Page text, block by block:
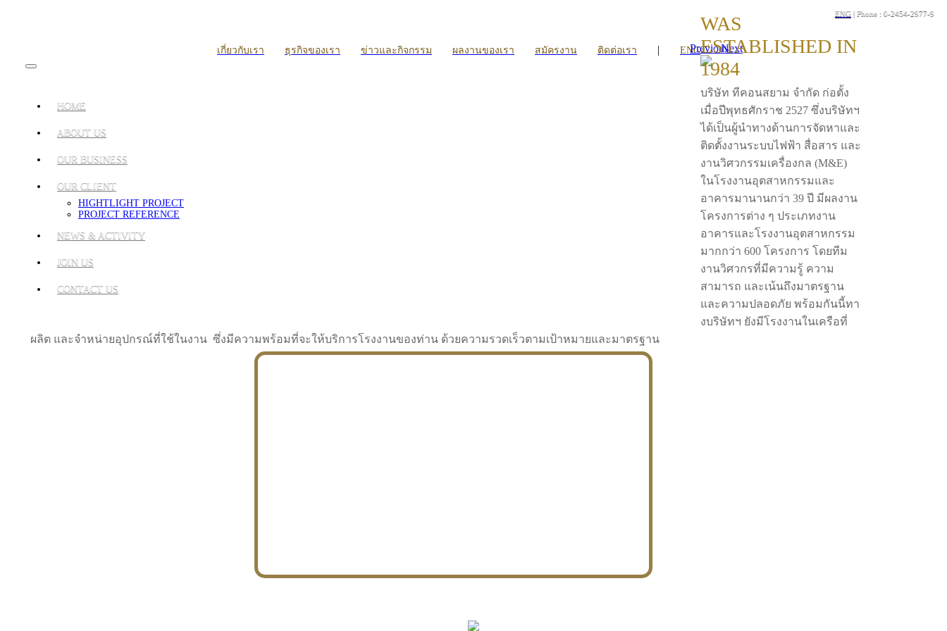
ENG | Phone : 0-2454-2977-9
เกี่ยวกับเรา ธุรกิจของเรา ข่าวและกิจกรรม ผลงานของเรา สมัครงาน ติดต่อเรา | ENG
HOME
ABOUT US
OUR BUSINESS
OUR CLIENT
HIGHTLIGHT PROJECT
PROJECT REFERENCE
NEWS & ACTIVITY
JOIN US
CONTACT US
PreviousNext
WAS
ESTABLISHED IN
1984
บริษัท ทีคอนสยาม จำกัด ก่อตั้ง
เมื่อปีพุทธศักราช 2527 ซึ่งบริษัทฯ
ได้เป็นผู้นำทางด้านการจัดหาและ
ติดตั้งงานระบบไฟฟ้า สื่อสาร และ
งานวิศวกรรมเครื่องกล (M&E)
ในโรงงานอุตสาหกรรมและ
อาคารมานานกว่า 39 ปี มีผลงาน
โครงการต่าง ๆ ประเภทงาน
อาคารและโรงงานอุตสาหกรรม
มากกว่า 600 โครงการ โดยทีม
งานวิศวกรที่มีความรู้ ความ
สามารถ และเน้นถึงมาตรฐาน
และความปลอดภัย พร้อมกันนี้ทา
งบริษัทฯ ยังมีโรงงานในเครือที่
ผลิต และจำหน่ายอุปกรณ์ที่ใช้ในงาน ซึ่งมีความพร้อมที่จะให้บริการโรงงานของท่าน ด้วยความรวดเร็วตามเป้าหมายและมาตรฐาน